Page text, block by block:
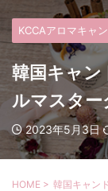
KCCAアロマキャ
韓国キャ
ルマスタ
2023年5月3日
HOME > 韓国キャン